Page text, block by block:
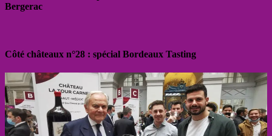
Bergerac
Côté châteaux n°28 : spécial Bordeaux Tasting